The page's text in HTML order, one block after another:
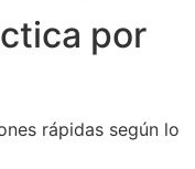
por
rápidas según lo